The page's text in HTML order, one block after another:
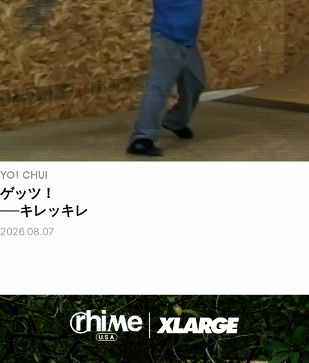
YO! CHUI
ゲッツ！
──キレッキレ
2026.08.07